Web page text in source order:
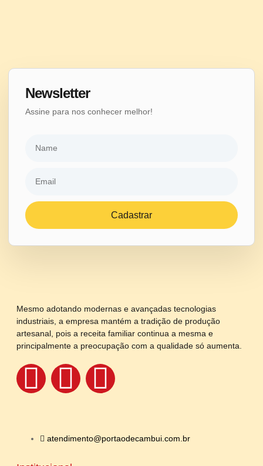
Newsletter
Assine para nos conhecer melhor!
Cadastrar
Mesmo adotando modernas e avançadas tecnologias
industriais, a empresa mantém a tradição de produção
artesanal, pois a receita familiar continua a mesma e
principalmente a preocupação com a qualidade só aumenta.
atendimento@portaodecambui.com.br